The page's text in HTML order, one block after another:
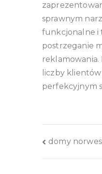
sprawnym
funkcjonalne i
postrzeganie
liczby
perfekcyjnym
wpisu
domy